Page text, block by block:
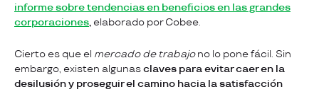
informe sobre tendencias en beneficios en las grandes
corporaciones, elaborado por Cobee.
Cierto es que el mercado de trabajono lo pone fácil. Sin
embargo, existen algunasclaves para evitar caer en la
desilusión y proseguir el camino hacia la satisfacción